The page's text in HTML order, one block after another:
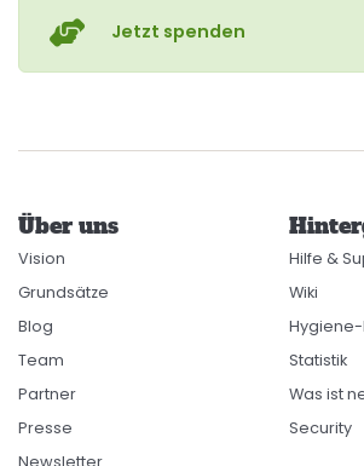
Jetzt spenden
Über uns
Vision
Grundsätze
Blog
Team
Partner
Presse
Newsletter
Hilfe &
Wiki
Statistik
Was ist
Security